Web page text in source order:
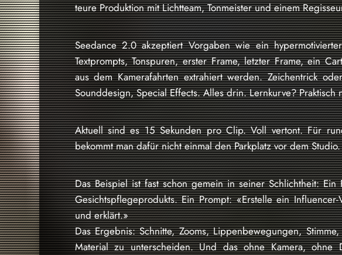
teure Produktion mit Lichtteam, Tonmeister und einem
Seedance 2.0 akzeptiert Vorgaben wie ein
Textprompts, Tonspuren, erster Frame, letzter Frame, ein
aus dem Kamerafahrten extrahiert werden. Zeichentrick
Sounddesign, Special Effects. Alles drin. Lernkurve? Praktisch
Aktuell sind es 15 Sekunden pro Clip. Voll vertont. Für
bekommt man dafür nicht einmal den Parkplatz vor dem Studio.
Das Beispiel ist fast schon gemein in seiner Schlichtheit:
Gesichtspflegeprodukts. Ein Prompt: «Erstelle ein
und erklärt.»
Das Ergebnis: Schnitte, Zooms, Lippenbewegungen,
Material zu unterscheiden. Und das ohne Kamera, ohne